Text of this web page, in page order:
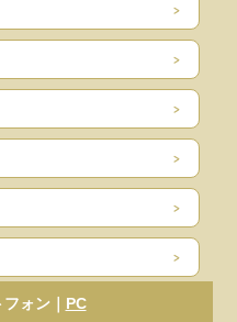
ォン｜ PC